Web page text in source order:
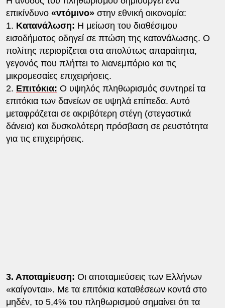
επικίνδυνο«ντόμινο» στην εθνική οικονομία:
1. Κατανάλωση: Η μείωση του διαθέσιμου
εισοδήματος οδηγεί σε πτώση της κατανάλωσης. Ο
πολίτης περιορίζεται στα απολύτως απαραίτητα,
γεγονός που πλήττει το λιανεμπόριο και τις
μικρομεσαίες επιχειρήσεις.
2. Επιτόκια: Ο υψηλός πληθωρισμός συντηρεί τα
επιτόκια των δανείων σε υψηλά επίπεδα. Αυτό
μεταφράζεται σε ακριβότερη στέγη (στεγαστικά
δάνεια) και δυσκολότερη πρόσβαση σε ρευστότητα
για τις επιχειρήσεις.
3. Αποταμίευση: Οι αποταμιεύσεις των Ελλήνων
«καίγονται». Με τα επιτόκια καταθέσεων κοντά στο
μηδέν, το 5,4% του πληθωρισμού σημαίνει ότι τα